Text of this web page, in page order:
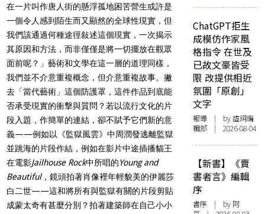
在一片叫作唐人街的懸浮孤地困苦營生或許是
一個令人感到陌生而又顯然的全球性現實，但
我們該通過何種途徑敍述這個現實，一次揭示
其原因和方法，而非僅僅是將一切擺放在觀眾
面前呢？」藝術和文學在這一層的道理同樣，
我們並不介意重複概念，但介意重複故事。撇
去「當代藝術」這個防護罩，這件作品到底能
否承受現實的衝擊與質問？若以流行文化的片
段入題，作簡單的連結，卻不賦予它們新的意
義——例如以《監獄風雲》中周潤發逃離監獄
並跳海的片段作結，例如在影片中途插播貓王
在電影Jailhouse Rock中所唱的Young and
Beautiful，鏡頭拍著肖像裡年輕貌美的伊麗莎
白二世——這和將所有與監獄有關的片段剪貼
成蒙太奇有甚麼分別？拍著建築師在自己小小
ChatGPT拒生
成模仿作家風
格指令 在世及
已故文豪皆受
限 改提供相近
氛圍「原創」
文字
報導 | by 虛詞編
輯部 | 2026-08-04
【新書】《賣
書者言》編輯
序
書序 | by 阿